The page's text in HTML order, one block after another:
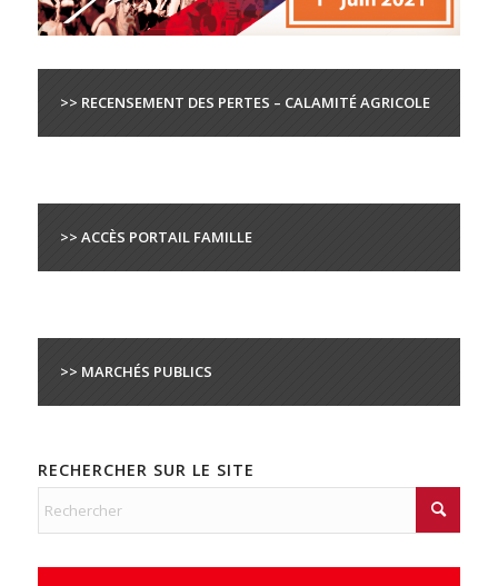
>> RECENSEMENT DES PERTES – CALAMITÉ AGRICOLE
>> ACCÈS PORTAIL FAMILLE
>> MARCHÉS PUBLICS
RECHERCHER SUR LE SITE